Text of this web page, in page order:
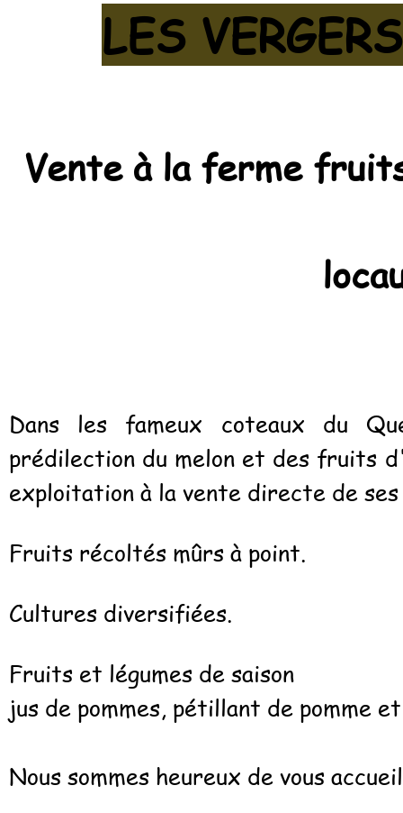
LES
Vente à la ferme
Dans les fameux coteaux du
prédilection du melon et des fruits
exploitation à la vente directe de
Fruits récoltés mûrs à point.
Cultures diversifiées.
Fruits et légumes de saison
jus de pommes, pétillant de pomme
Nous sommes heureux de vous